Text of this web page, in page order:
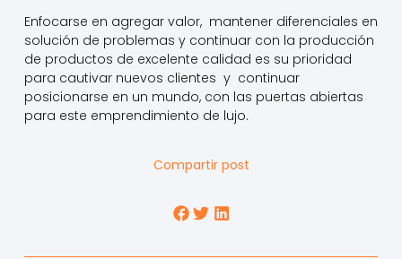
Enfocarse en agregar valor, mantener diferenciales en
solución de problemas y continuar con la producción
de productos de excelente calidad es su prioridad
para cautivar nuevos clientes y continuar
posicionarse en un mundo, con las puertas abiertas
para este emprendimiento de lujo.
Compartir post